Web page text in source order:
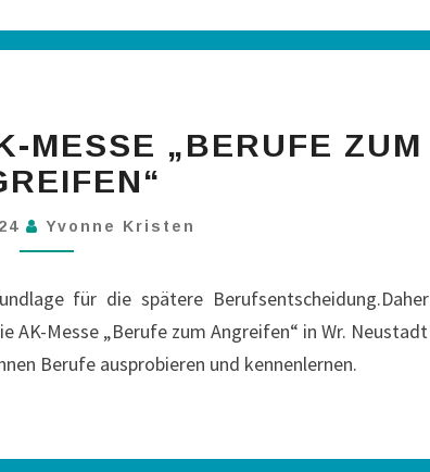
MESSE „BERUFE ZUM
Yvonne Kristen
für die spätere Berufsentscheidung.Daher
AK-Messe „Berufe zum Angreifen“ in Wr. Neustadt
Berufe ausprobieren und kennenlernen.